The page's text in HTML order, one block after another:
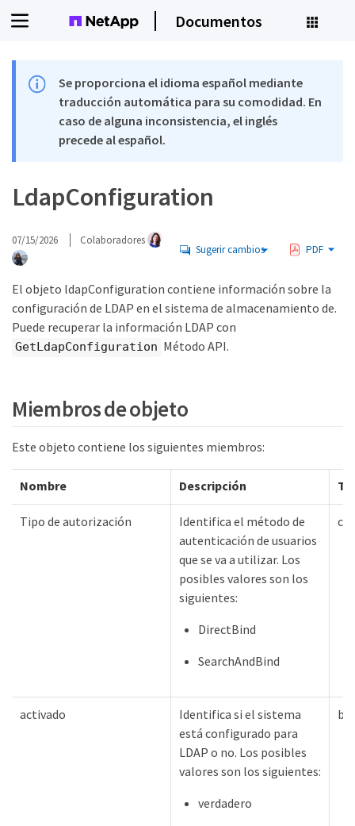
Documentos
Se proporciona el idioma español mediante
traducción automática para su comodidad. En
caso de alguna inconsistencia, el inglés
precede al español.
LdapConfiguration
07/15/2026 Colaboradores
Sugerir cambios PDF
El objeto ldapConfiguration contiene información sobre la
configuración de LDAP en el sistema de almacenamiento de.
Puede recuperar la información LDAP con
GetLdapConfiguration Método API.
Miembros de objeto
Este objeto contiene los siguientes miembros:
Nombre Descripción
Tipo de autorización
Identifica el método de
autenticación de usuarios
que se va a utilizar. Los
posibles valores son los
siguientes:
DirectBind
SearchAndBind
activado
Identifica si el sistema
está configurado para
LDAP o no. Los posibles
valores son los siguientes:
verdadero